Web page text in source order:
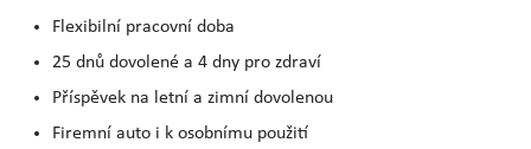
Flexibilní pracovní doba
25 dnů dovolené a 4 dny pro zdraví
Příspěvek na letní a zimní dovolenou
Firemní auto i k osobnímu použití